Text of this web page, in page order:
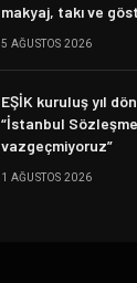
makyaj, takı ve
5 AĞUSTOS 2026
EŞİK kuruluş yıl
“İstanbul
vazgeçmiyoruz”
1 AĞUSTOS 2026